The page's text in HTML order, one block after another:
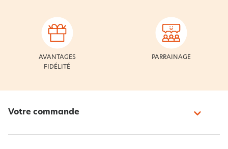
AVANTAGES
FIDÉLITÉ
PARRAINAGE
Votre commande